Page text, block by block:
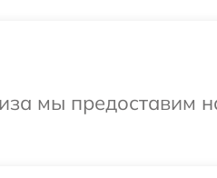
мы предоставим